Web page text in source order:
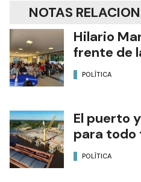
NOTAS
Hilario
frente de
POLÍTICA
El puerto
para todo
POLÍTICA